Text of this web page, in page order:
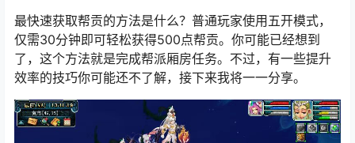
最快速获取帮贡的方法是什么？普通玩家使用五开模式，
仅需30分钟即可轻松获得500点帮贡。你可能已经想到
了，这个方法就是完成帮派厢房任务。不过，有一些提升
效率的技巧你可能还不了解，接下来我将一一分享。